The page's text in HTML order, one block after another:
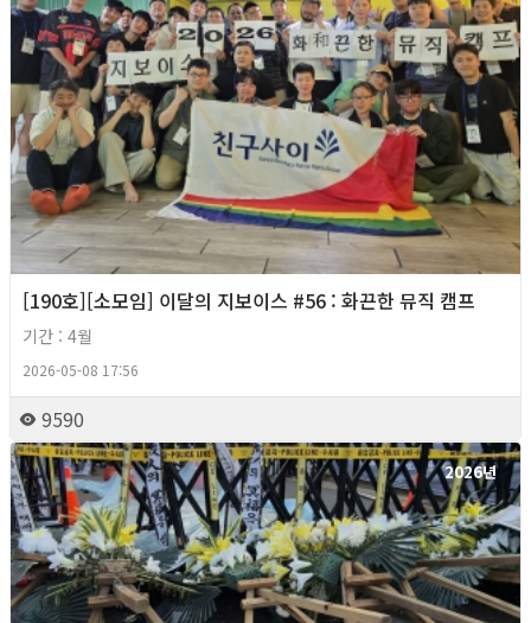
[190호][소모임] 이달의 지보이스 #56 : 화끈한 뮤직 캠프
기간 : 4월
2026-05-08 17:56
9590
2026년